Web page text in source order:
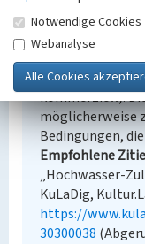
Empfohlene
Der hier
Lizenz CC BY-
kommerziell).
möglicherweise
Bedingungen,
Empfohlene
„Hochwasser-
KuLaDig,
https://
30300038
Notwendige Cookies
Webanalyse